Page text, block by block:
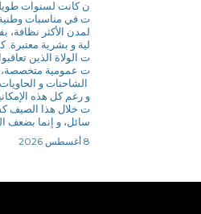
ن كانت لسنوات
ت في مناسبات
لمدن الأكثر نظافة،
لية و بشرية معتبرة.
ت الولاة الذين
ت عمومية متخصصة،
الشاحنات و
و رغم كل هذه
ت خلال هذا الصيف
سائل، و إنما بضعف
8 أغسطس 2026